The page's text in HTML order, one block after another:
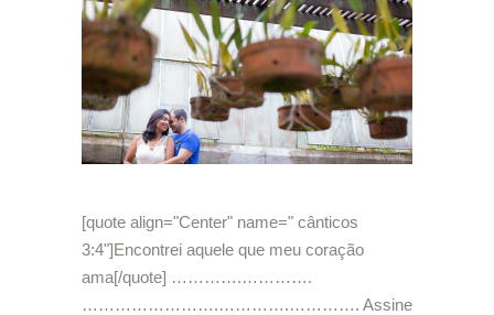
[quote align="Center" name=" cânticos
3:4"]Encontrei aquele que meu coração
ama[/quote] ………….………….
…………………….………….…………. Assine